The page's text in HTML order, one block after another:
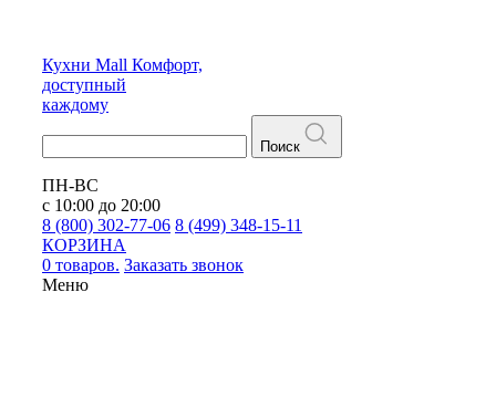
Кухни Mall Комфорт,
доступный
каждому
Поиск
ПН-ВС
с 10:00 до 20:00
8 (800) 302-77-06 8 (499) 348-15-11
КОРЗИНА
0 товаров. Заказать звонок
Меню